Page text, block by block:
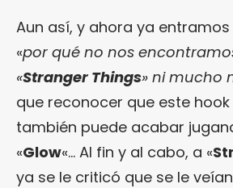
Aun así, y ahora ya
«por qué no nos
«Stranger Things» ni mucho
que reconocer que este
también puede acabar
«Glow«… Al fin y al cabo, a «
ya se le criticó que se le